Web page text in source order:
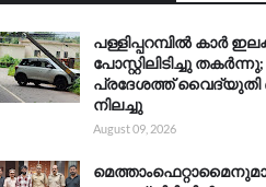
പള്ളിപ്പറമ്പിൽ കാർ
പോസ്റ്റിലിടിച്ചു തകർന്നു;
പ്രദേശത്ത് വൈദ്യുതി
നിലച്ചു
August 09, 2026